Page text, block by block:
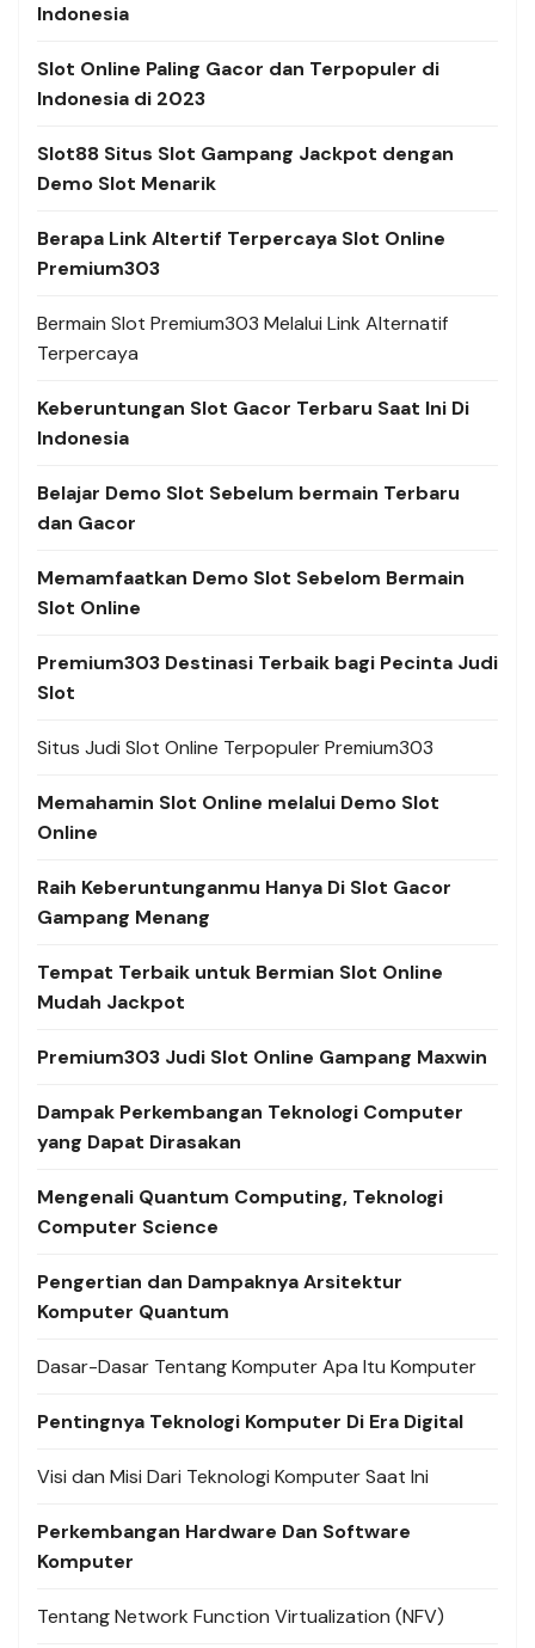
Indonesia
Slot Online Paling Gacor dan Terpopuler di
Indonesia di 2023
Slot88 Situs Slot Gampang Jackpot dengan
Demo Slot Menarik
Berapa Link Altertif Terpercaya Slot Online
Premium303
Bermain Slot Premium303 Melalui Link Alternatif
Terpercaya
Keberuntungan Slot Gacor Terbaru Saat Ini Di
Indonesia
Belajar Demo Slot Sebelum bermain Terbaru
dan Gacor
Memamfaatkan Demo Slot Sebelom Bermain
Slot Online
Premium303 Destinasi Terbaik bagi Pecinta Judi
Slot
Situs Judi Slot Online Terpopuler Premium303
Memahamin Slot Online melalui Demo Slot
Online
Raih Keberuntunganmu Hanya Di Slot Gacor
Gampang Menang
Tempat Terbaik untuk Bermian Slot Online
Mudah Jackpot
Premium303 Judi Slot Online Gampang Maxwin
Dampak Perkembangan Teknologi Computer
yang Dapat Dirasakan
Mengenali Quantum Computing, Teknologi
Computer Science
Pengertian dan Dampaknya Arsitektur
Komputer Quantum
Dasar-Dasar Tentang Komputer Apa Itu Komputer
Pentingnya Teknologi Komputer Di Era Digital
Visi dan Misi Dari Teknologi Komputer Saat Ini
Perkembangan Hardware Dan Software
Komputer
Tentang Network Function Virtualization (NFV)